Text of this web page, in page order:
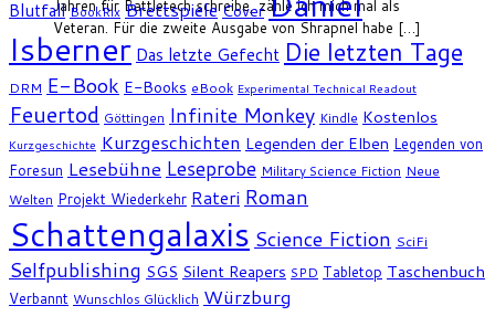
Jahren für Battletech schreibe, zähle ich mich mal als
Veteran. Für die zweite Ausgabe von Shrapnel habe […]
Blutfall BookRix Brettspiele Cover
Isberner Das letzte Gefecht Die letzten Tage
DRM E-Book E-Books eBook Experimental Technical Readout
Feuertod Göttingen Infinite Monkey Kindle Kostenlos
Kurzgeschichte Kurzgeschichten Legenden der Elben Legenden von
Foresun Lesebühne Leseprobe Military Science Fiction Neue
Welten Projekt Wiederkehr Rateri Roman
Schattengalaxis Science Fiction SciFi
Selfpublishing SGS Silent Reapers SPD Tabletop Taschenbuch
Verbannt Wunschlos Glücklich Würzburg